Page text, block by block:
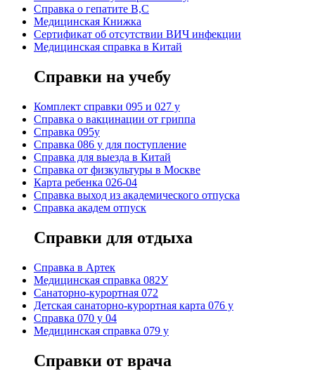
Справка о гепатите B,C
Медицинская Книжка
Сертификат об отсутствии ВИЧ инфекции
Медицинская справка в Китай
Справки на учебу
Комплект справки 095 и 027 у
Справка о вакцинации от гриппа
Справка 095у
Справка 086 у для поступление
Справка для выезда в Китай
Справка от физкультуры в Москве
Карта ребенка 026-04
Справка выход из академического отпуска
Справка академ отпуск
Справки для отдыха
Cправка в Артек
Медицинская справка 082У
Санаторно-курортная 072
Детская санаторно-курортная карта 076 у
Справка 070 у 04
Медицинская справка 079 у
Справки от врача